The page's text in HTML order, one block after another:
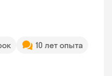
10 лет опыта